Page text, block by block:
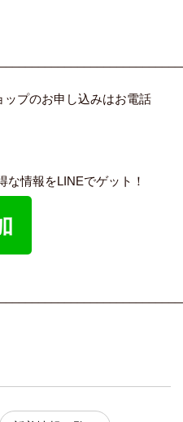
ップのお申し込みはお電話
な情報をLINEでゲット！